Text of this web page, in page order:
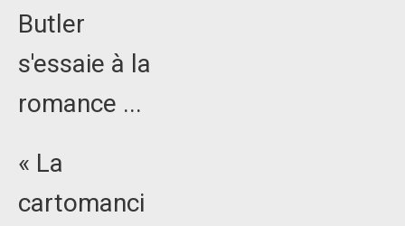
Butler
s'essaie à la
romance ...
« La
cartomanci